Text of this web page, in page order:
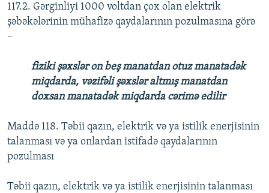
117.2. Gərginliyi 1000 voltdan çox olan elektrik
şəbəkələrinin mühafizə qaydalarının pozulmasına görə
–
fiziki şəxslər on beş manatdan otuz manatadək
miqdarda, vəzifəli şəxslər altmış manatdan
doxsan manatadək miqdarda cərimə edilir
Maddə 118. Təbii qazın, elektrik və ya istilik enerjisinin
talanması və ya onlardan istifadə qaydalarının
pozulması
Təbii qazın, elektrik və ya istilik enerjisinin talanması